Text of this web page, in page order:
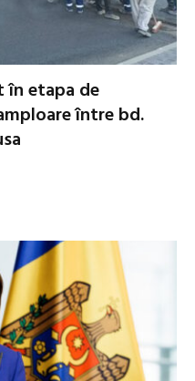
în etapa de
între bd.